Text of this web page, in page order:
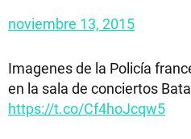
noviembre 13, 2015
Imagenes de la Policía
en la sala de conciertos
https://t.co/Cf4hoJcqw5